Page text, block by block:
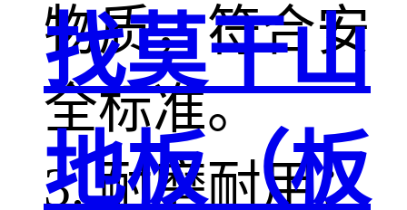
物质，符合安
全标准。
3. 耐磨耐用：
找莫干山
地板（板